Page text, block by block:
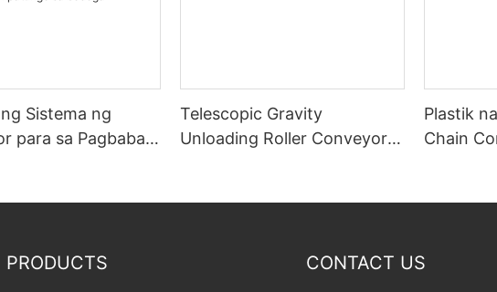
Sistema ng
para sa Pagbaba
Telescopic Gravity
Unloading Roller Conveyor
Plastik
Chain
PRODUCTS CONTACT US